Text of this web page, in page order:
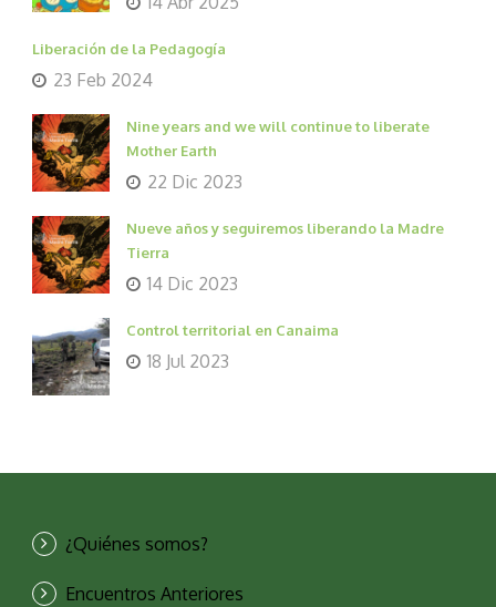
Liberación de la Pedagogía
23 Feb 2024
Nine years and we will continue to liberate
Mother Earth
22 Dic 2023
Nueve años y seguiremos liberando la Madre
Tierra
14 Dic 2023
Control territorial en Canaima
18 Jul 2023
¿Quiénes somos?
Encuentros Anteriores